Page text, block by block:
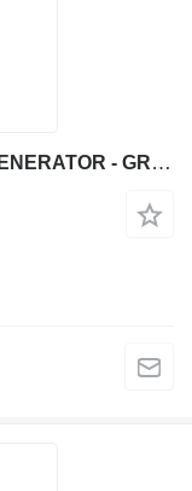
Caterpillar DE1250 GC 1250 KVA - GENERATOR - GROUPE ELETROGENE